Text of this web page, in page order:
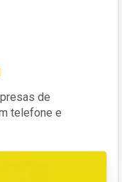
de
telefone e